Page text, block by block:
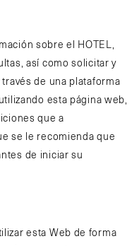
sobre el HOTEL,
así como solicitar y
de una plataforma
esta página web,
que a
se le recomienda que
de iniciar su
esta Web de forma